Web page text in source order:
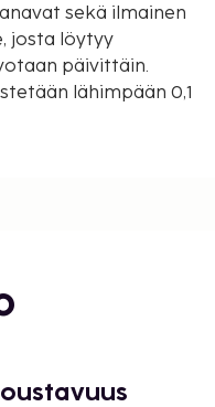
sekä ilmainen
josta löytyy
päivittäin.
lähimpään 0,1